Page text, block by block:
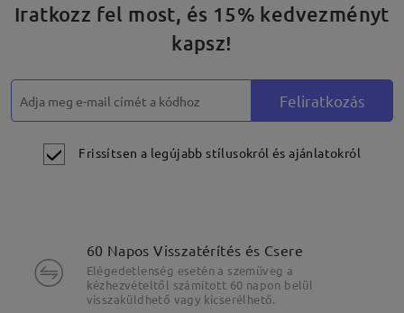
Iratkozz fel most, és 15% kedvezményt
kapsz!
Feliratkozás
Frissítsen a legújabb stílusokról és ajánlatokról
60 Napos Visszatérítés és Csere
Elégedetlenség esetén a szemüveg a
kézhezvételtől számított 60 napon belül
visszaküldhető vagy kicserélhető.